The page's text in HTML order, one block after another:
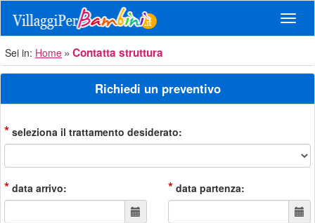
Sei in: Home Contatta struttura
Richiedi un preventivo
* seleziona il trattamento desiderato:
* data arrivo: * data partenza: